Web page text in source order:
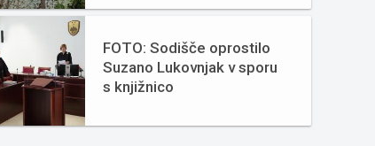
FOTO: Sodišče oprostilo
Suzano Lukovnjak v sporu
s knjižnico